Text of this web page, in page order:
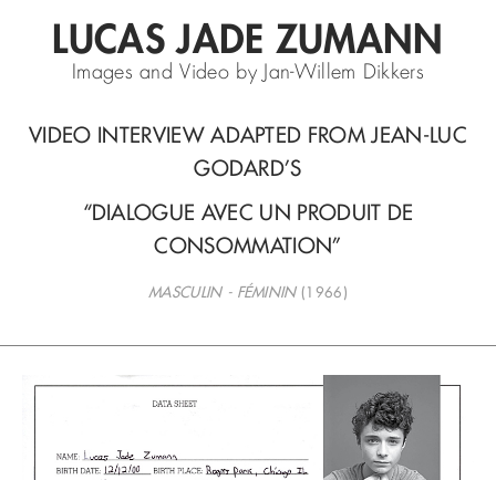
LUCAS JADE ZUMANN
Images and Video by Jan-Willem Dikkers
VIDEO INTERVIEW ADAPTED FROM JEAN-LUC
GODARD’S
“DIALOGUE AVEC UN PRODUIT DE
CONSOMMATION”
MASCULIN - FÉMININ(1966)